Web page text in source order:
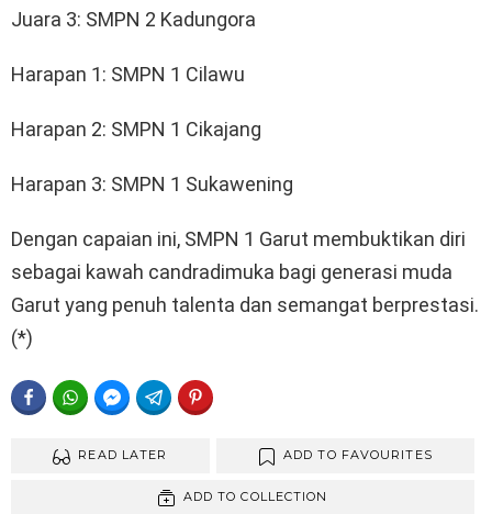
Juara 3: SMPN 2 Kadungora
Harapan 1: SMPN 1 Cilawu
Harapan 2: SMPN 1 Cikajang
Harapan 3: SMPN 1 Sukawening
Dengan capaian ini, SMPN 1 Garut membuktikan diri
sebagai kawah candradimuka bagi generasi muda
Garut yang penuh talenta dan semangat berprestasi.
(*)
FACEBOOKWHATSAPPFACEBOOK MESSENGER
TELEGRAM
READ LATER ADD TO FAVOURITES
ADD TO COLLECTION